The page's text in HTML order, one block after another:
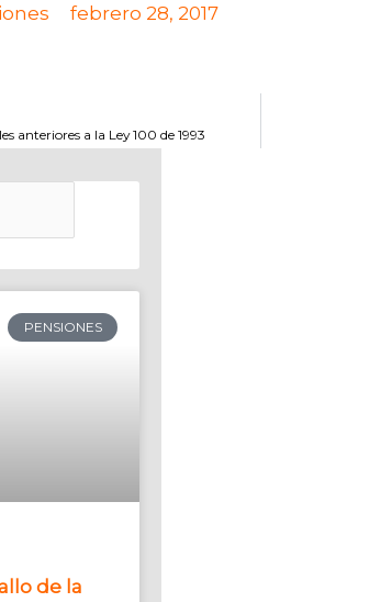
febrero 28, 2017
anteriores a la Ley 100 de 1993
PENSIONES
de la